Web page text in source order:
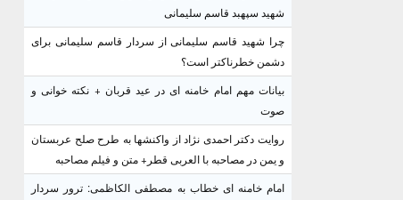
شهید سپهبد قاسم سلیمانی
چرا شهید قاسم سلیمانی از سردار قاسم سلیمانی برای
دشمن خطرناکتر است؟
بیانات مهم امام خامنه ای در عید قربان + نکته خوانی و
صوت
روایت دکتر احمدی نژاد از واکنشها به طرح صلح عربستان
و یمن در مصاحبه با العربی قطر+ متن و فیلم مصاحبه
امام خامنه ای خطاب به مصطفی الکاظمی: ترور سردار